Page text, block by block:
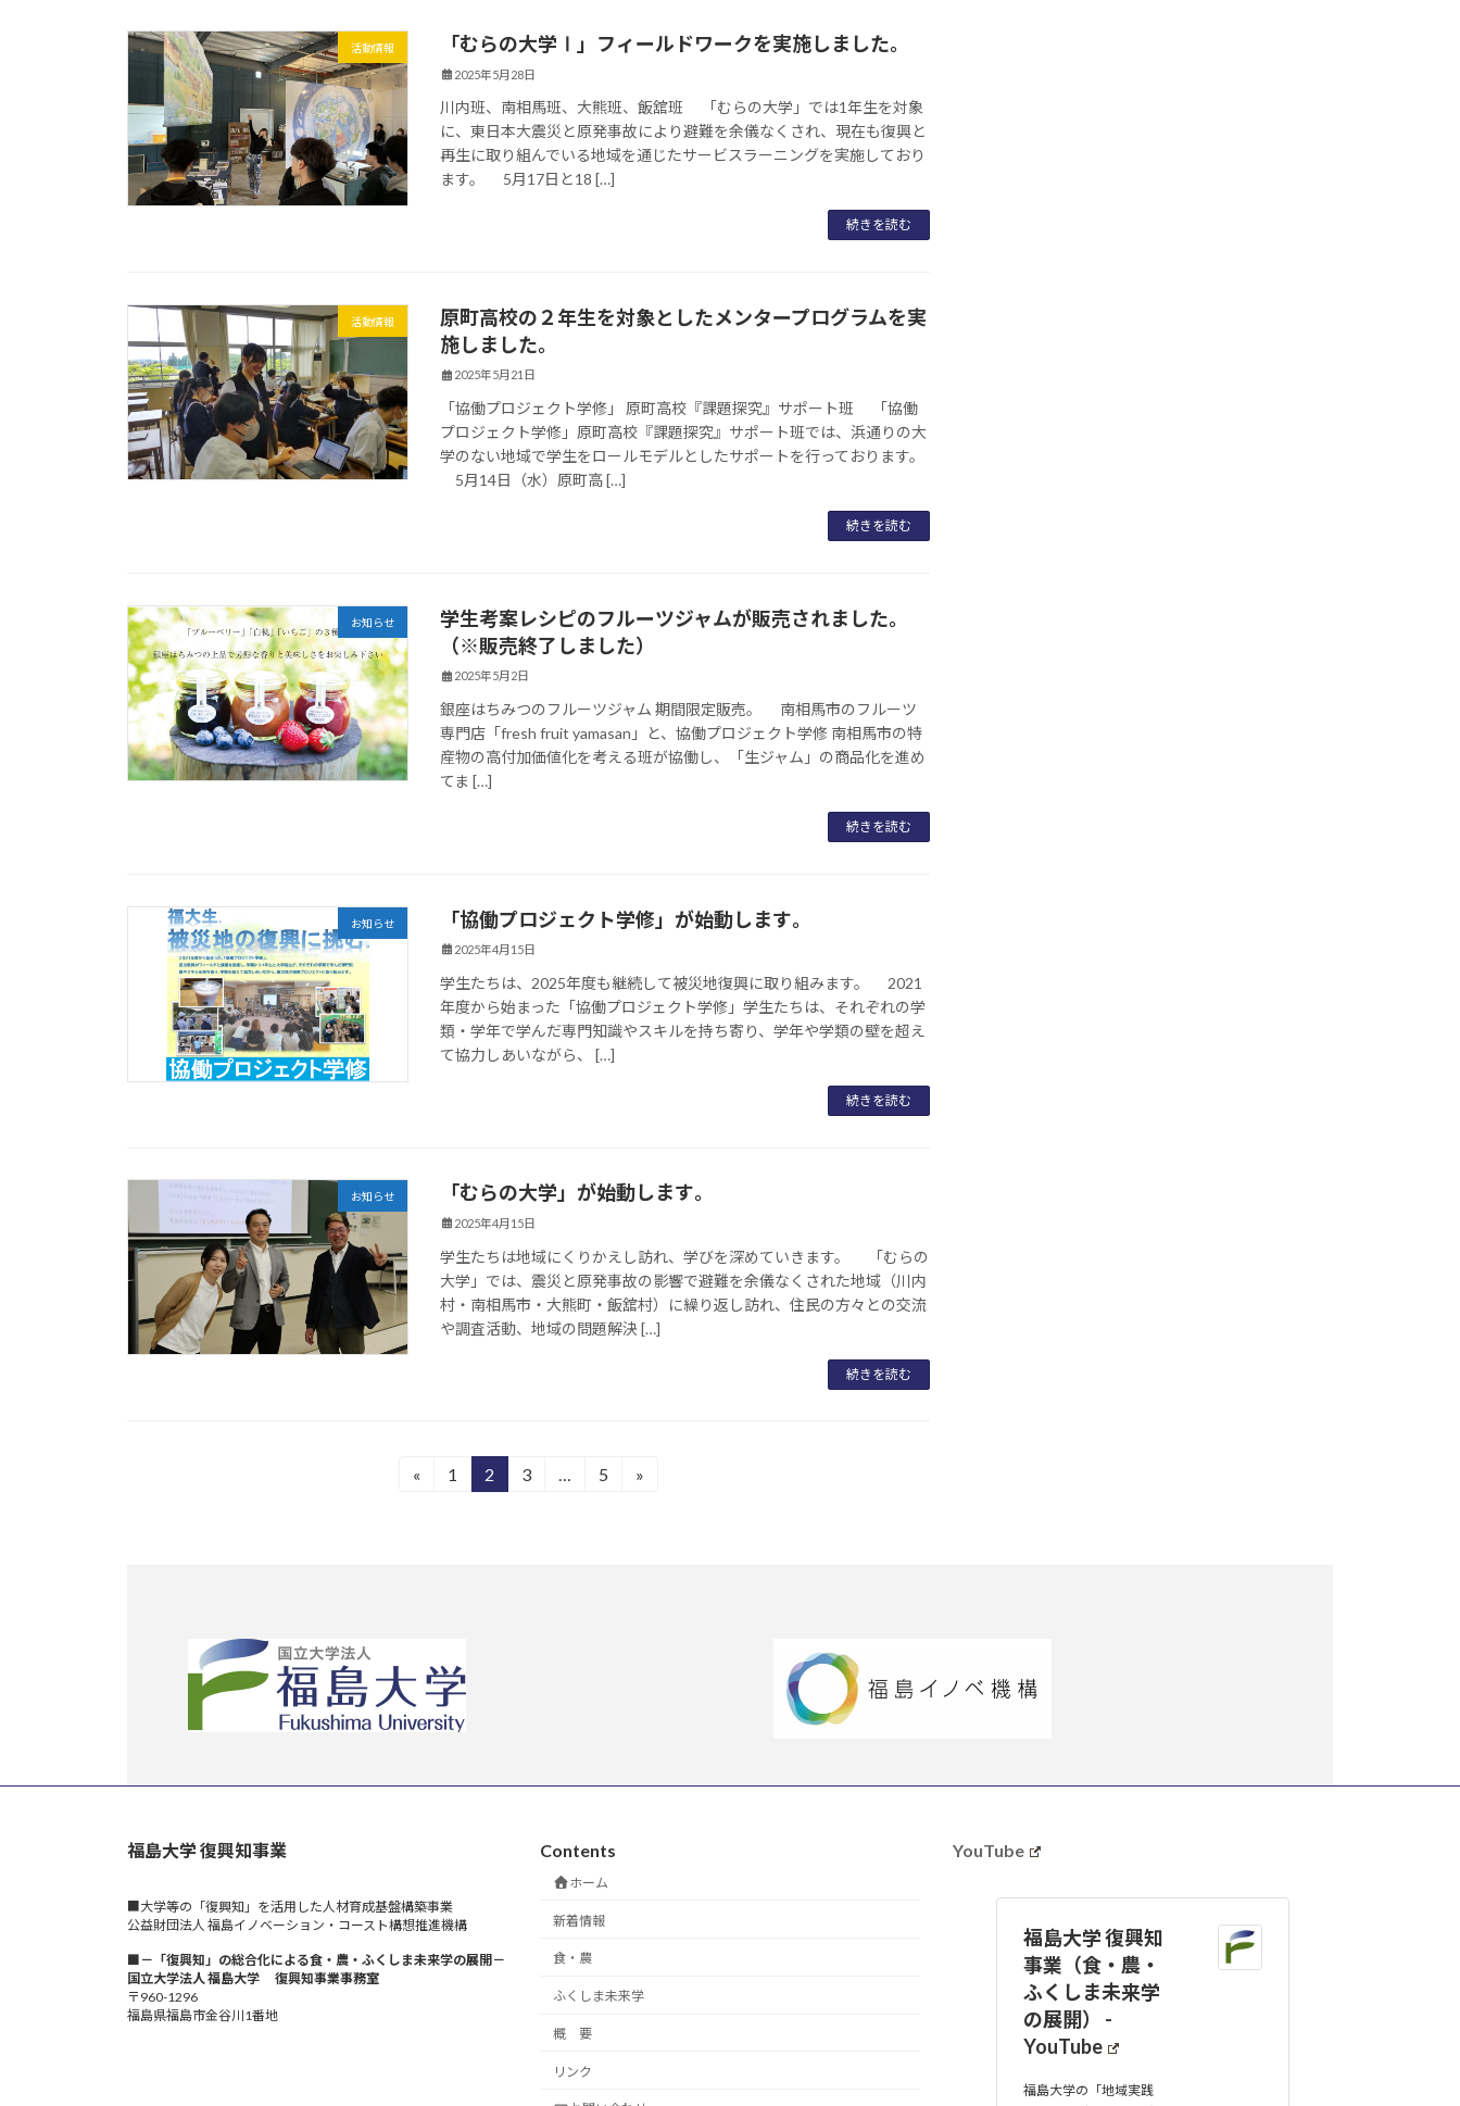
活動情報 「むらの大学Ⅰ」フィールドワークを実施しました。
2025年5月28日
川内班、南相馬班、大熊班、飯舘班 「むらの大学」では1年生を対象
に、東日本大震災と原発事故により避難を余儀なくされ、現在も復興と
再生に取り組んでいる地域を通じたサービスラーニングを実施しており
ます。 5月17日と18 […]
続きを読む
活動情報
原町高校の２年生を対象としたメンタープログラムを実
施しました。
2025年5月21日
「協働プロジェクト学修」 原町高校『課題探究』サポート班 「協働
プロジェクト学修」原町高校『課題探究』サポート班では、浜通りの大
学のない地域で学生をロールモデルとしたサポートを行っております。
5月14日（水）原町高 […]
続きを読む
お知らせ
学生考案レシピのフルーツジャムが販売されました。
（※販売終了しました）
2025年5月2日
銀座はちみつのフルーツジャム 期間限定販売。 南相馬市のフルーツ
専門店「fresh fruit yamasan」と、協働プロジェクト学修 南相馬市の特
産物の高付加価値化を考える班が協働し、「生ジャム」の商品化を進め
てま […]
続きを読む
お知らせ 「協働プロジェクト学修」が始動します｡
2025年4月15日
学生たちは、2025年度も継続して被災地復興に取り組みます。 2021
年度から始まった「協働プロジェクト学修」学生たちは、それぞれの学
類・学年で学んだ専門知識やスキルを持ち寄り、学年や学類の壁を超え
て協力しあいながら、 […]
続きを読む
お知らせ 「むらの大学」が始動します｡
2025年4月15日
学生たちは地域にくりかえし訪れ、学びを深めていきます。 「むらの
大学」では、震災と原発事故の影響で避難を余儀なくされた地域（川内
村・南相馬市・大熊町・飯舘村）に繰り返し訪れ、住民の方々との交流
や調査活動、地域の問題解決 […]
続きを読む
«
固
1
固
2
固
3 …
固
5 »
福島大学 復興知事業
■大学等の「復興知」を活用した人材育成基盤構築事業
公益財団法人 福島イノベーション・コースト構想推進機構
■－「復興知」の総合化による食・農・ふくしま未来学の展開－
国立大学法人 福島大学 復興知事業事務室
〒960-1296
福島県福島市金谷川1番地
Contents
ホーム
新着情報
食・農
ふくしま未来学
概 要
リンク
YouTube
福島大学 復興知
事業（食・農・
ふくしま未来学
の展開） -
YouTube
福島大学の「地域実践